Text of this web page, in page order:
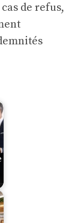
de refus,